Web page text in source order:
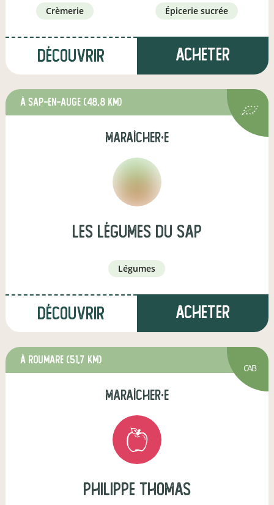
crèmerie épicerie sucrée
Découvrir Acheter
à Sap-en-Auge (48,8 km)
maraîcher·e
Les Légumes du Sap
légumes
Découvrir Acheter
à Roumare (51,7 km)
CAB
maraîcher·e
philippe thomas